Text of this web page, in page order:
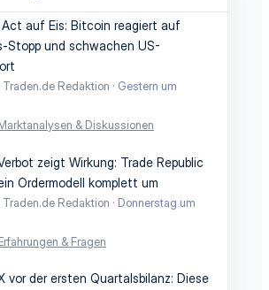
auf Eis: Bitcoin reagiert auf
Stopp und schwachen US-
Traden.de Redaktion
Gestern um
& Diskussionen
zeigt Wirkung: Trade Republic
Ordermodell komplett um
Traden.de Redaktion
Donnerstag um
& Fragen
vor der ersten Quartalsbilanz: Diese